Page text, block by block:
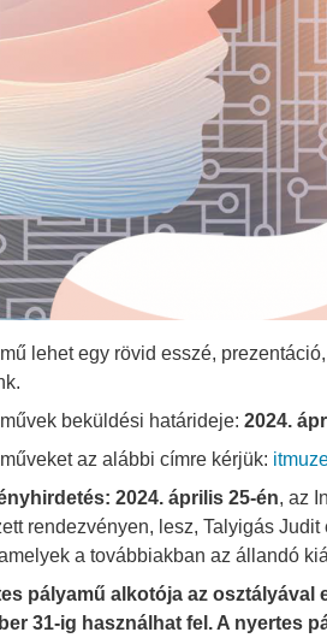
lehet egy rövid esszé,
beküldési határideje: 2024.
az alábbi címre kérjük:
2024. április 25-én, az
rendezvényen, lesz, Talyigás
a továbbiakban az állandó
pályamű alkotója az
31-ig használhat fel. A nyertes